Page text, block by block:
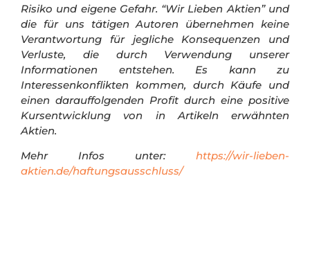
Risiko und eigene Gefahr. “Wir Lieben Aktien” und
die für uns tätigen Autoren übernehmen keine
Verantwortung für jegliche Konsequenzen und
Verluste, die durch Verwendung unserer
Informationen entstehen. Es kann zu
Interessenkonflikten kommen, durch Käufe und
einen darauffolgenden Profit durch eine positive
Kursentwicklung von in Artikeln erwähnten
Aktien.
Mehr Infos unter: https://wir-lieben-
aktien.de/haftungsausschluss/